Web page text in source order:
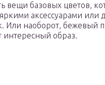
вещи базовых цветов,
аксессуарами или
Или наоборот, бежевый
интересный образ.